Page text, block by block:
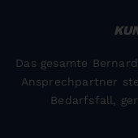
Das gesamte
Ansprechpartner
Bedarfsfall,